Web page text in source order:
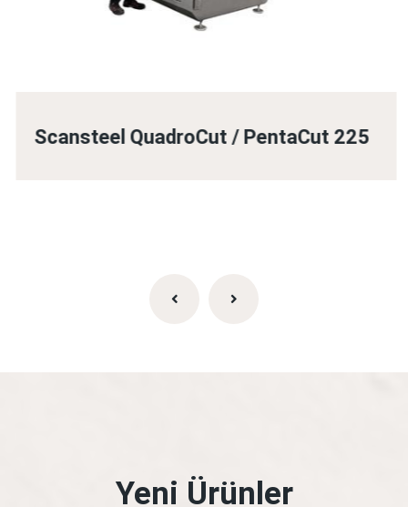
Scansteel QuadroCut / PentaCut 225
Yeni Ürünler